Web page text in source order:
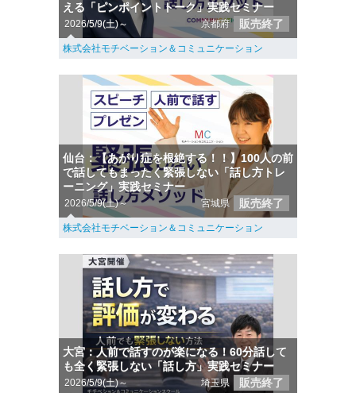
える「ピンポイントトーク」実践セミナー
2026/5/9(土)～ 京都府 販売終了
株式会社モチベーション＆コミュニケーション
仙台：【あがり症を根絶する！！】100人の前
で話してもまったく緊張しない「話し方トレ
ーニング」実践セミナー
2026/5/9(土)～ 宮城県 販売終了
株式会社モチベーション＆コミュニケーション
大宮：人前で話すのが楽になる！60分話して
も全く緊張しない「話し方」実践セミナー
2026/5/9(土)～ 埼玉県 販売終了